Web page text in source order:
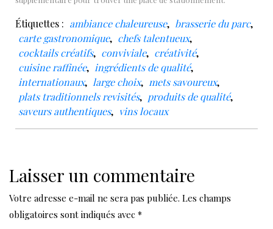
Étiquettes : ambiance chaleureuse, brasserie du parc,
carte gastronomique, chefs talentueux,
cocktails créatifs, conviviale, créativité,
cuisine raffinée, ingrédients de qualité,
internationaux, large choix, mets savoureux,
plats traditionnels revisités, produits de qualité,
saveurs authentiques, vins locaux
Laisser un commentaire
Votre adresse e-mail ne sera pas publiée. Les champs
obligatoires sont indiqués avec *